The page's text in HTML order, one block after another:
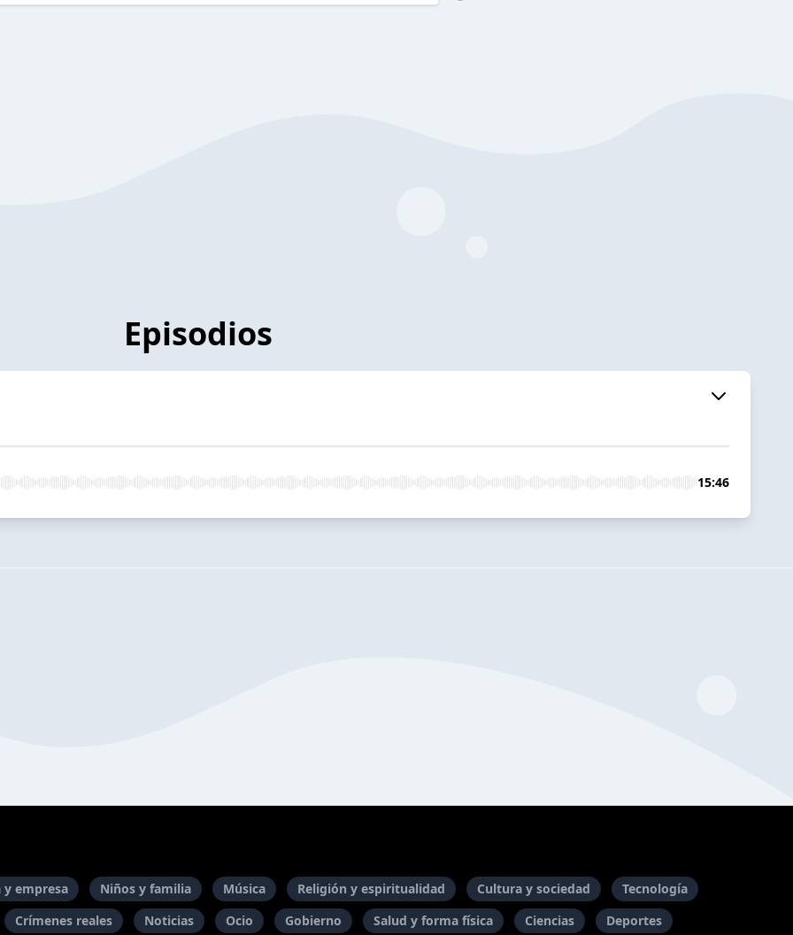
Episodios
15:46
y empresa Niños y familia Música Religión y espiritualidad Cultura y sociedad
Tecnología
Crímenes reales Noticias Ocio Gobierno Salud y forma física Ciencias Deportes